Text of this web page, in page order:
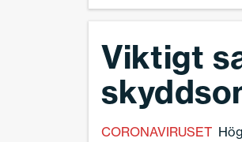
pandemin, trots att
förskolor.
Viktigt
CORONAVIRUSET